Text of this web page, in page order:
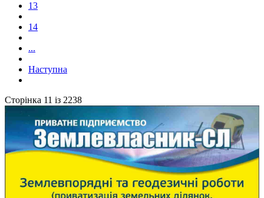
13
14
...
Наступна
Сторінка 11 із 2238